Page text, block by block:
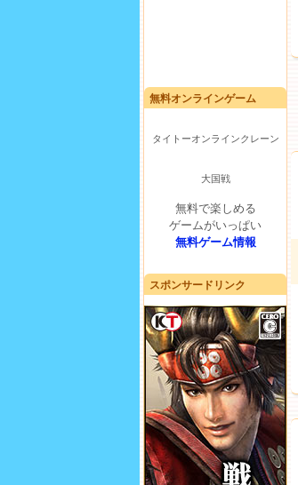
無料オンラインゲーム
タイトーオンラインクレーン
大国戦
無料で楽しめる
ゲームがいっぱい
無料ゲーム情報
スポンサードリンク